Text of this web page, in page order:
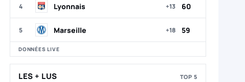
4 Lyonnais +13 60
5 Marseille +18 59
DONNÉES LIVE
LES + LUS TOP 5